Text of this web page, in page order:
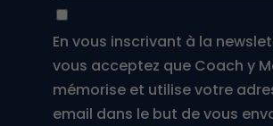
En vous inscrivant à la
vous acceptez que Coach y
mémorise et utilise votre
email dans le but de vous